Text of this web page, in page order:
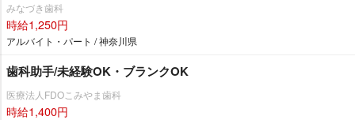
みなづき歯科
時給1,250円
アルバイト・パート / 神奈川県
歯科助手/未経験OK・ブランクOK
医療法人FDOこみやま歯科
時給1,400円